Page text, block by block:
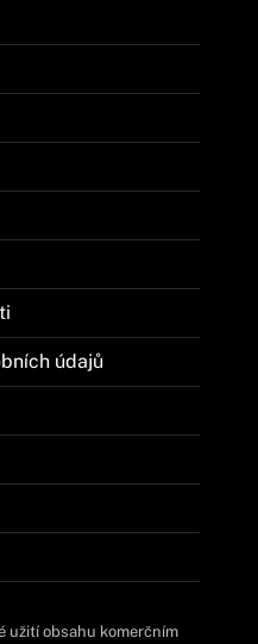
údajů
užití obsahu komerčním